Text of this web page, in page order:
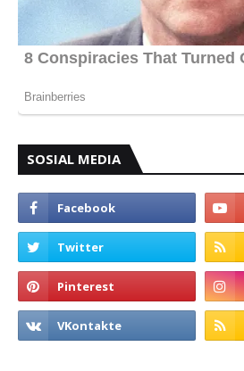
SOSIAL MEDIA